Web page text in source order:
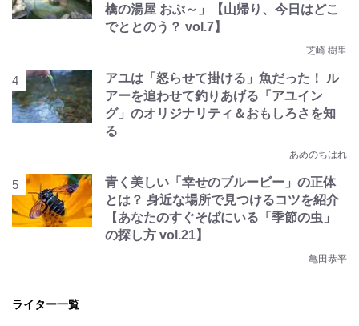
檎の湯屋 おぶ～」【山帰り、今日はどこ
でととのう？ vol.7】
芝崎 樹里
アユは「怒らせて掛ける」魚だった！ ル
アーを追わせて釣りあげる「アユイン
グ」のオリジナリティ＆おもしろさを知
る
あめのちはれ
青く美しい「幸せのブルービー」の正体
とは？ 身近な場所で見つけるコツを紹介
【あなたのすぐそばにいる「季節の虫」
の探し方 vol.21】
亀田恭平
ライター一覧